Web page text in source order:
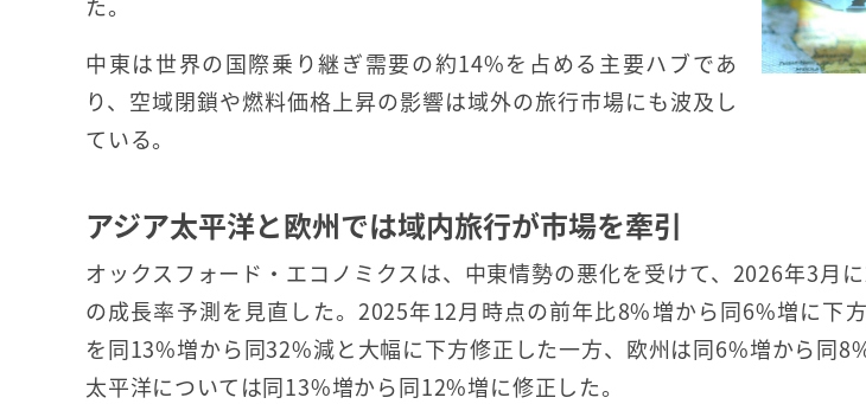
た。
中東は世界の国際乗り継ぎ需要の約14%を占める主要ハブであ
り、空域閉鎖や燃料価格上昇の影響は域外の旅行市場にも波及し
ている。
アジア太平洋と欧州では域内旅行が市場を牽引
オックスフォード・エコノミクスは、中東情勢の悪化を受けて、2026年3月
の成長率予測を見直した。2025年12月時点の前年比8%増から同6%増に下
を同13%増から同32%減と大幅に下方修正した一方、欧州は同6%増から同
太平洋については同13%増から同12%増に修正した。